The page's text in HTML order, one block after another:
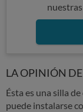
LA OPINIÓN
Ésta es una silla
puede instalarse